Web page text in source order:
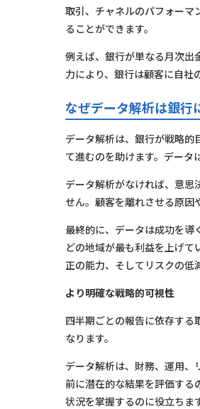
取引、チャネルのパフォーマ
ることができます。
例えば、銀行が単なる月次出
力により、銀行は顧客に自社
なぜデータ解析は銀行
データ解析は、銀行が戦略
て進むのを助けます。データ
データ解析がなければ、意
せん。顧客を離れさせる原因
最終的に、データは成功を導
どの地域が最も利益を上げ
正の能力、そしてリスクの低
より明確な戦略的可視性
四半期ごとの報告に依存する
なります。
データ解析は、財務、運用
前に潜在的な結果を評価する
状況を掌握するのに役立ちます